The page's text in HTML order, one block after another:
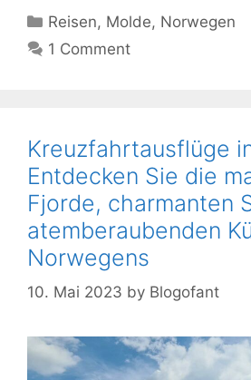
Kategorien
Reisen, Molde, Norwegen
1 Comment
Kreuzfahrtausflüge
Entdecken Sie die
Fjorde, charmanten
atemberaubenden
Norwegens
10. Mai 2023 by Blogofant